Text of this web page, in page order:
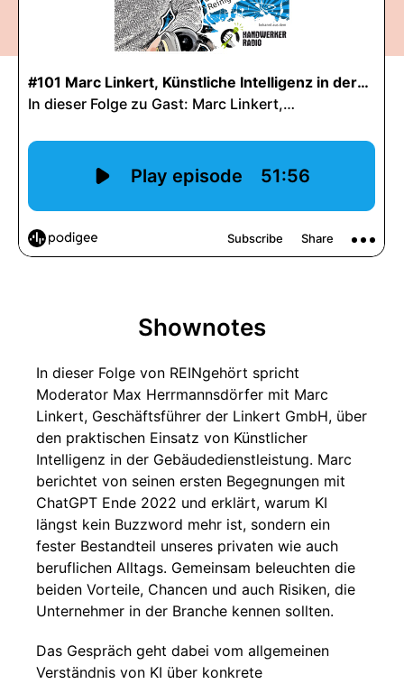
Shownotes
In dieser Folge von REINgehört spricht
Moderator Max Herrmannsdörfer mit Marc
Linkert, Geschäftsführer der Linkert GmbH, über
den praktischen Einsatz von Künstlicher
Intelligenz in der Gebäudedienstleistung. Marc
berichtet von seinen ersten Begegnungen mit
ChatGPT Ende 2022 und erklärt, warum KI
längst kein Buzzword mehr ist, sondern ein
fester Bestandteil unseres privaten wie auch
beruflichen Alltags. Gemeinsam beleuchten die
beiden Vorteile, Chancen und auch Risiken, die
Unternehmer in der Branche kennen sollten.
Das Gespräch geht dabei vom allgemeinen
Verständnis von KI über konkrete